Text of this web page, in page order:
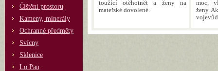
Čištění prostoru
Kameny, minerály
Ochranné předměty
Svícny
Sklenice
Lo Pan
toužící otěhotnět a ženy na
mateřské dovolené.
moc,
ženy.